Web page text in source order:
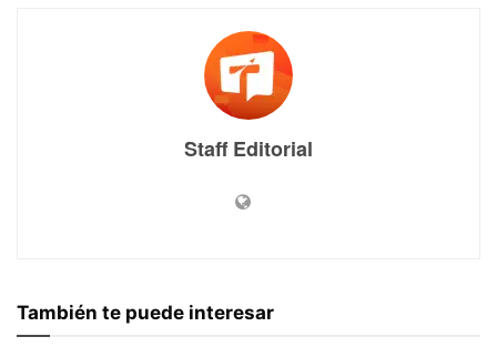
Staff Editorial
También te puede interesar